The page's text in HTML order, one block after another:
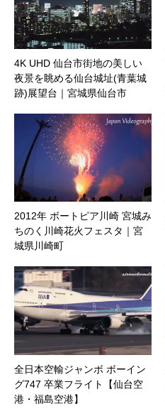
4K UHD 仙台市街地の美しい
夜景を眺める仙台城址(青葉城
跡)展望台｜宮城県仙台市
2012年 ボートピア川崎 宮城み
ちのく川崎花火フェスタ｜宮
城県川崎町
全日本空輸ジャンボ ボーイン
グ747 卒業フライト【仙台空
港・福島空港】